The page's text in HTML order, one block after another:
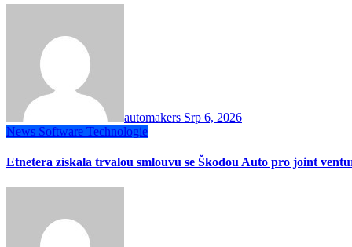
automakers Srp 6, 2026
News Software Technologie
Etnetera získala trvalou smlouvu se Škodou Auto pro joint